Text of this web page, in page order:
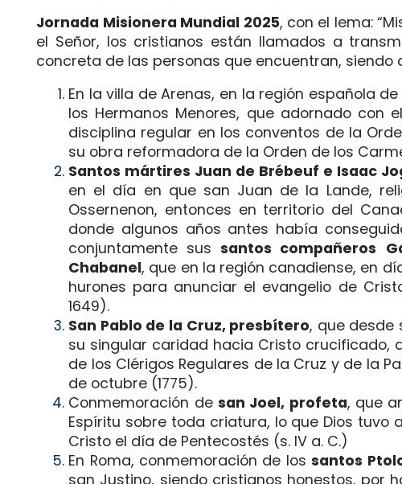
Jornada Misionera Mundial 2025, con el lema:
el Señor, los cristianos están llamados a
concreta de las personas que encuentran,
En la villa de Arenas, en la región española
los Hermanos Menores, que adornado
disciplina regular en los conventos de la
su obra reformadora de la Orden de los
Santos mártires Juan de Brébeuf e Isaac
en el día en que san Juan de la Lande,
Ossernenon, entonces en territorio del
donde algunos años antes había
conjuntamente sussantos compañeros
Chabanel, que en la región canadiense, en
hurones para anunciar el evangelio de
1649).
San Pablo de la Cruz, presbítero, que desde
su singular caridad hacia Cristo crucificado,
de los Clérigos Regulares de la Cruz y de la
de octubre (1775).
Conmemoración de san Joel, profeta, que
Espíritu sobre toda criatura, lo que Dios
Cristo el día de Pentecostés (s. IV a. C.)
En Roma, conmemoración de lossantos
san Justino, siendo cristianos honestos, por